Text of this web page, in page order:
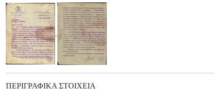
ΠΕΡΙΓΡΑΦΙΚΆ ΣΤΟΙΧΕΊΑ